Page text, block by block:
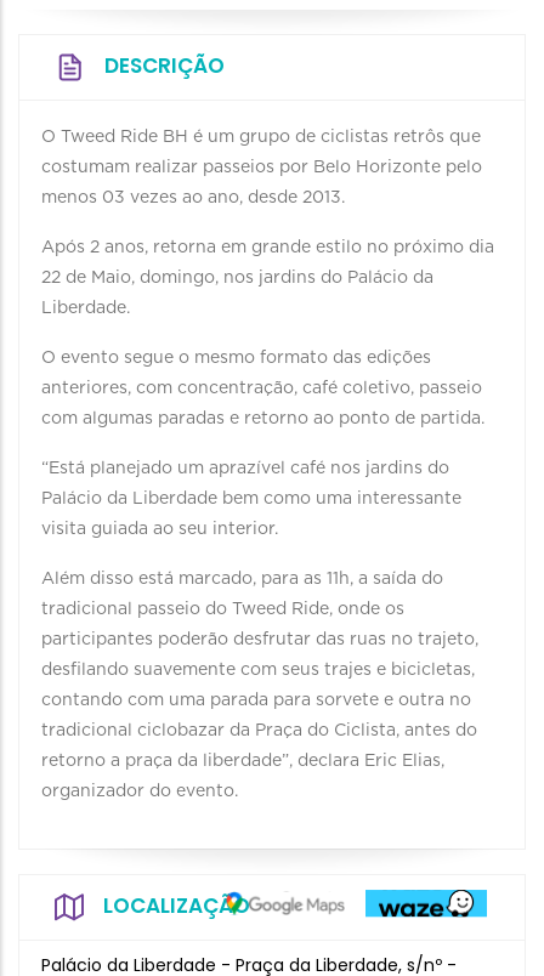
DESCRIÇÃO
O Tweed Ride BH é um grupo de ciclistas retrôs que
costumam realizar passeios por Belo Horizonte pelo
menos 03 vezes ao ano, desde 2013.
Após 2 anos, retorna em grande estilo no próximo dia
22 de Maio, domingo, nos jardins do Palácio da
Liberdade.
O evento segue o mesmo formato das edições
anteriores, com concentração, café coletivo, passeio
com algumas paradas e retorno ao ponto de partida.
“Está planejado um aprazível café nos jardins do
Palácio da Liberdade bem como uma interessante
visita guiada ao seu interior.
Além disso está marcado, para as 11h, a saída do
tradicional passeio do Tweed Ride, onde os
participantes poderão desfrutar das ruas no trajeto,
desfilando suavemente com seus trajes e bicicletas,
contando com uma parada para sorvete e outra no
tradicional ciclobazar da Praça do Ciclista, antes do
retorno a praça da liberdade”, declara Eric Elias,
organizador do evento.
LOCALIZAÇÃO
Palácio da Liberdade - Praça da Liberdade, s/nº -